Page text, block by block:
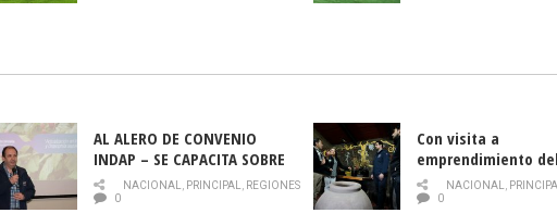
AL ALERO DE CONVENIO
INDAP – SE CAPACITA SOBRE
PLAGA DROSOPHILA SUZUKII
NACIONAL, PRINCIPAL, REGIONES
0
Con visita a
emprendimiento
y llamado al
historia campesina
NACIONAL,
0